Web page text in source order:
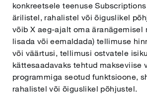
konkreetsele teenuse
ärilistel, rahalistel või õiguslikel
võib X aeg-ajalt oma äranägemisel
lisada või eemaldada) tellimuse
või väärtusi, tellimusi ostvatele
kättesaadavaks tehtud makseviise
programmiga seotud funktsioone,
rahalistel või õiguslikel põhjustel.